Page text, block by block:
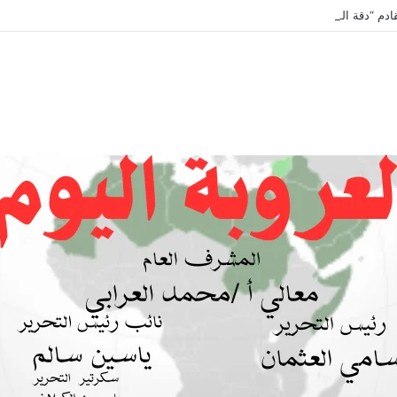
“دقة الساعة” وحلقة بعنوان *اتفاقية مكة للدفاع المشترك”